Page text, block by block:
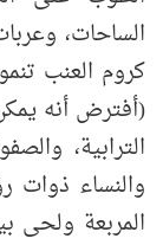
الساحات،
كروم العنب
(أفترض أنه
الترابية،
والنساء ذوات
المربعة